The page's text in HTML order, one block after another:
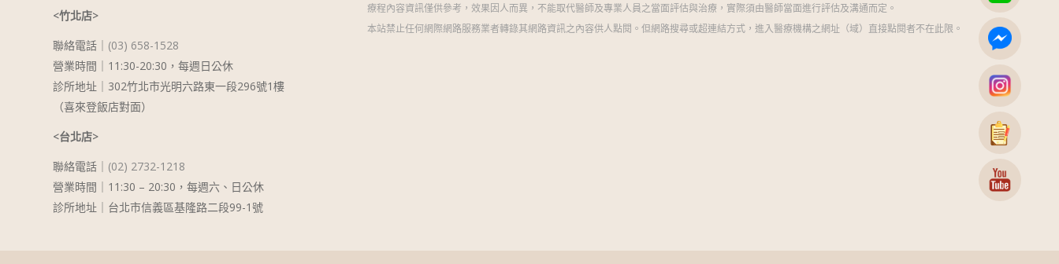
<竹北店>
聯絡電話｜ (03) 658-1528
營業時間｜11:30-20:30，每週日公休
診所地址｜302竹北市光明六路東一段296號1樓
（喜來登飯店對面）
<台北店>
聯絡電話｜ (02) 2732-1218
營業時間｜ 11:30 – 20:30 ，每週六、日公休
診所地址｜台北市信義區基隆路二段99-1號
療程內容資訊僅供參考，效果因人而異，不能取代醫師及專業人員之當面評估與治療，實際須由醫師當面進行評估及溝通而定。
本站禁止任何網際網路服務業者轉錄其網路資訊之內容供人點閱。但網路搜尋或超連結方式，進入醫療機構之網址（域）直接點閱者不在此限。